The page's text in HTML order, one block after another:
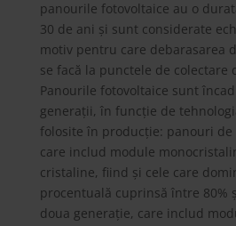
panourile fotovoltaice au o
30 de ani și sunt considerate
motiv pentru care debarasarea
se facă la punctele de colectare
Panourile fotovoltaice sunt
generații, în funcție de
folosite în producție: panouri de
care includ module
cristaline, fiind și cele care
procentuală cuprinsă între 80%
doua generație, care includ